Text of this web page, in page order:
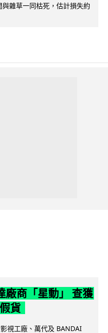
雜草一同枯死，估計損失約
廠商「星動」 查獲
貨
視工廠、萬代及 BANDAI